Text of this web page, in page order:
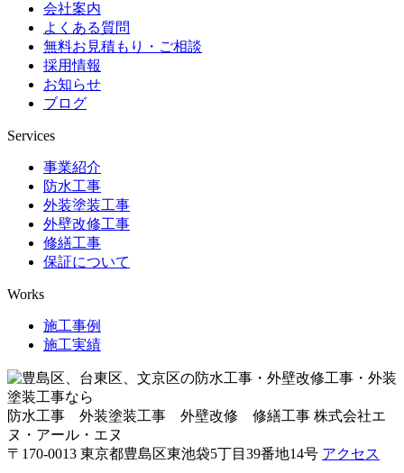
会社案内
よくある質問
無料お見積もり・ご相談
採用情報
お知らせ
ブログ
Services
事業紹介
防水工事
外装塗装工事
外壁改修工事
修繕工事
保証について
Works
施工事例
施工実績
防水工事 外装塗装工事 外壁改修 修繕工事 株式会社エ
ヌ・アール・エヌ
〒170-0013 東京都豊島区東池袋5丁目39番地14号 アクセス